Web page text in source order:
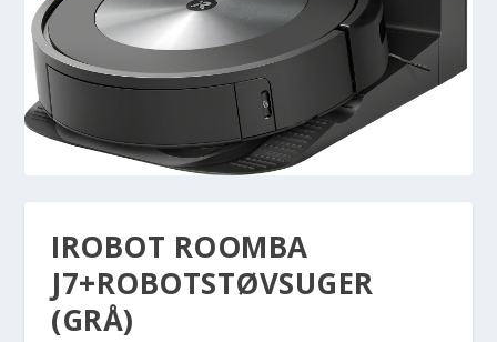
IROBOT ROOMBA
J7+ROBOTSTØVSUGER
(GRÅ)